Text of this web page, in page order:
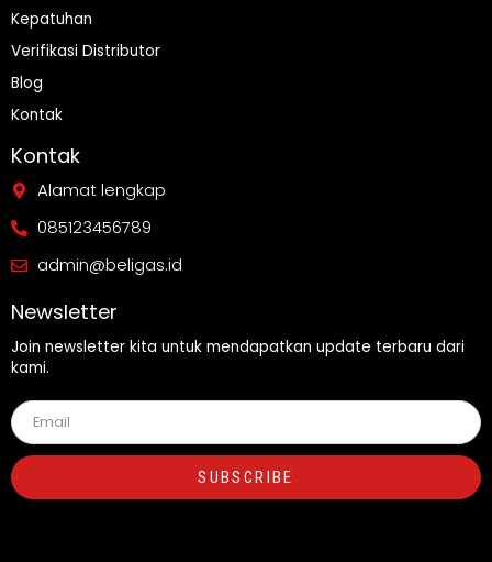
Kepatuhan
Verifikasi Distributor
Blog
Kontak
Kontak
Alamat lengkap
085123456789
admin@beligas.id
Newsletter
Join newsletter kita untuk mendapatkan update terbaru dari
kami.
SUBSCRIBE